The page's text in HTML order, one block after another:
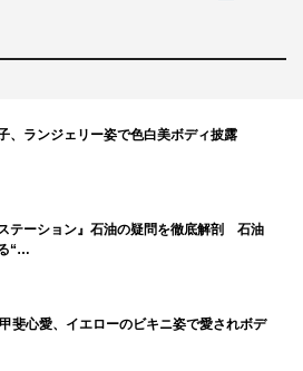
、ランジェリー姿で色白美ボディ披露
ステーション』石油の疑問を徹底解剖 石油
“…
斐心愛、イエローのビキニ姿で愛されボデ